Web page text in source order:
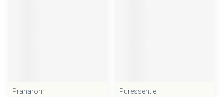
Pranarom
Puressentiel